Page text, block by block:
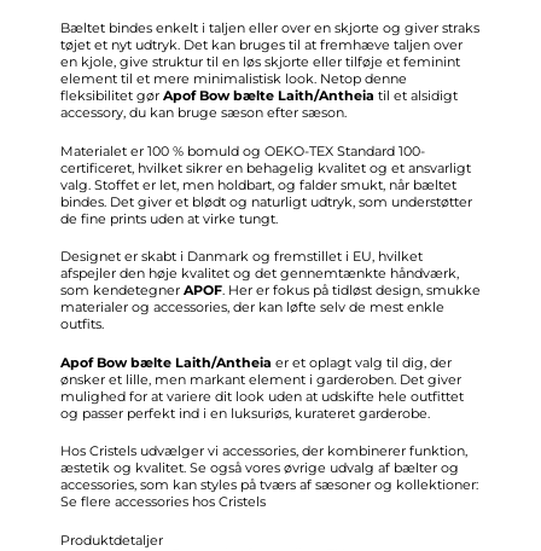
Bæltet bindes enkelt i taljen eller over en skjorte og giver straks
tøjet et nyt udtryk. Det kan bruges til at fremhæve taljen over
en kjole, give struktur til en løs skjorte eller tilføje et feminint
element til et mere minimalistisk look. Netop denne
fleksibilitet gør Apof Bow bælte Laith/Antheia til et alsidigt
accessory, du kan bruge sæson efter sæson.
Materialet er 100 % bomuld og OEKO-TEX Standard 100-
certificeret, hvilket sikrer en behagelig kvalitet og et ansvarligt
valg. Stoffet er let, men holdbart, og falder smukt, når bæltet
bindes. Det giver et blødt og naturligt udtryk, som understøtter
de fine prints uden at virke tungt.
Designet er skabt i Danmark og fremstillet i EU, hvilket
afspejler den høje kvalitet og det gennemtænkte håndværk,
som kendetegner APOF. Her er fokus på tidløst design, smukke
materialer og accessories, der kan løfte selv de mest enkle
outfits.
Apof Bow bælte Laith/Antheia er et oplagt valg til dig, der
ønsker et lille, men markant element i garderoben. Det giver
mulighed for at variere dit look uden at udskifte hele outfittet
og passer perfekt ind i en luksuriøs, kurateret garderobe.
Hos Cristels udvælger vi accessories, der kombinerer funktion,
æstetik og kvalitet. Se også vores øvrige udvalg af bælter og
accessories, som kan styles på tværs af sæsoner og kollektioner:
Se flere accessories hos Cristels
Produktdetaljer